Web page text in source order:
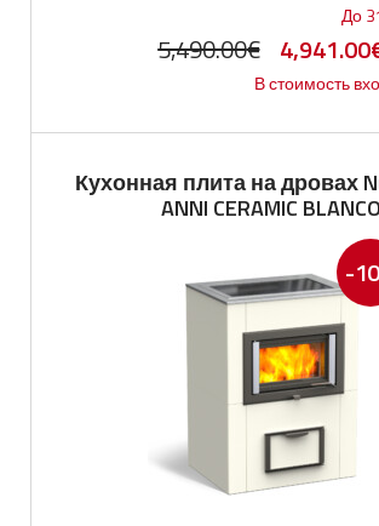
До
5,490.00€
цена
5,490.00€.
4,941.00
В стоимость
Кухонная плита на дровах
ANNI CERAMIC BLANCO
-